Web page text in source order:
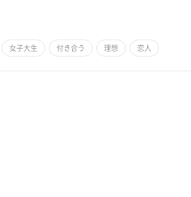
女子大生 付き合う 理想 恋人